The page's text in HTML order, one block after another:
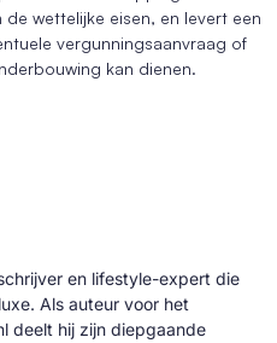
wettelijke eisen, en levert een
vergunningsaanvraag of
kan dienen.
en lifestyle-expert die
Als auteur voor het
deelt hij zijn diepgaande